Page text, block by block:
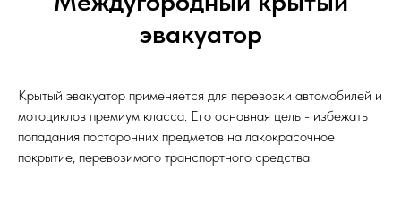
эвакуатор
Крытый эвакуатор применяется для перевозки автомобилей и
мотоциклов премиум класса. Его основная цель - избежать
попадания посторонних предметов на лакокрасочное
покрытие, перевозимого транспортного средства.